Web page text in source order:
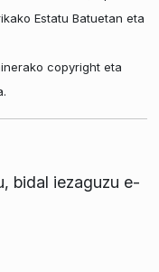
Estatu Batuetan eta
copyright eta
bidal iezaguzu e-